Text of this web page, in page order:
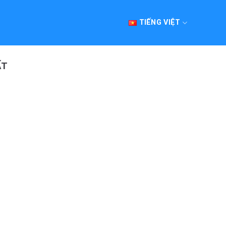
TIẾNG VIỆT